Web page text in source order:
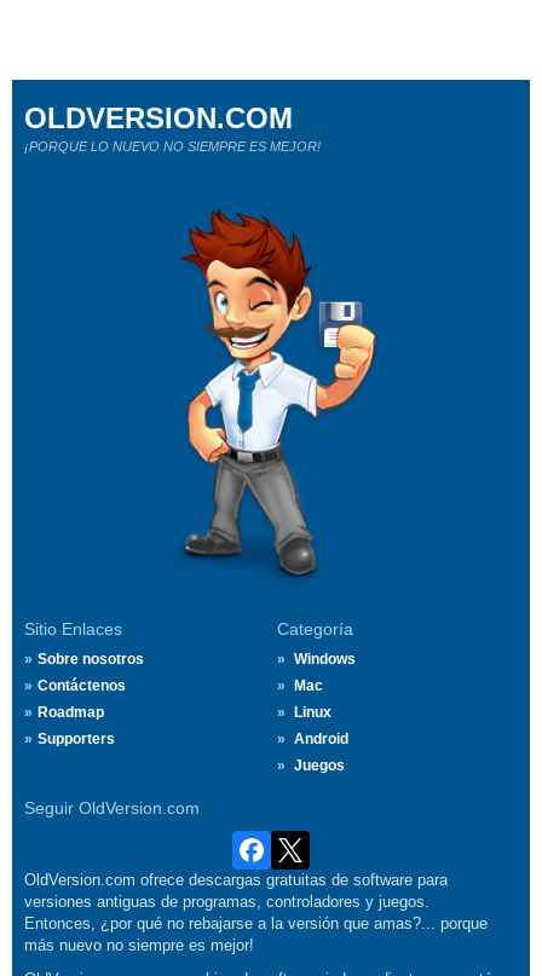
Sitio Enlaces
Sobre nosotros
Contáctenos
Roadmap
Supporters
Categoría
Windows
Mac
Linux
Android
Juegos
Seguir OldVersion.com
OLDVERSION.COM
¡PORQUE LO NUEVO NO SIEMPRE ES MEJOR!
OldVersion.com ofrece descargas gratuitas de software para
versiones antiguas de programas, controladores y juegos.
Entonces, ¿por qué no rebajarse a la versión que amas?... porque
más nuevo no siempre es mejor!